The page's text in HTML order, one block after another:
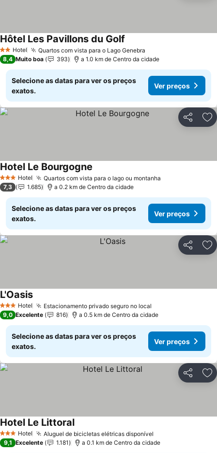
2 Estrelas
Hotel Quartos com vista para o Lago Genebra
Hôtel Les Pavillons du Golf
8,4 Muito boa 393 a 1.0 km de Centro da cidade
Selecione as datas para ver os preços
exatos.
Ver preços
Partilhar
3 EstrelasHotel Quartos com vista para o lago ou montanha
Hotel Le Bourgogne
7,3 1.685 a 0.2 km de Centro da cidade
Selecione as datas para ver os preços
exatos.
Ver preços
Partilhar
3 EstrelasHotel Estacionamento privado seguro no local
L'Oasis
9,0 Excelente 816 a 0.5 km de Centro da cidade
Selecione as datas para ver os preços
exatos.
Ver preços
Partilhar
3 EstrelasHotel Aluguel de bicicletas elétricas disponível
Hotel Le Littoral
9,1 Excelente 1.181 a 0.1 km de Centro da cidade